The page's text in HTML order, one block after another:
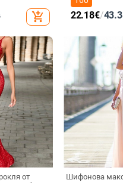
add_shopping_cart 22.18€/
от
Шифонова